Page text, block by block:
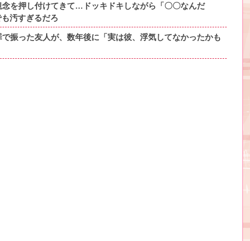
を押し付けてきて…ドッキドキしながら「〇〇なんだ
汚すぎるだろ
振った友人が、数年後に「実は彼、浮気してなかったかも